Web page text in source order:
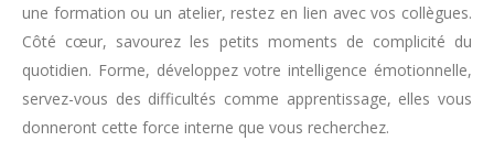
une formation ou un atelier, restez en lien avec vos collègues.
Côté cœur, savourez les petits moments de complicité du
quotidien. Forme, développez votre intelligence émotionnelle,
servez-vous des difficultés comme apprentissage, elles vous
donneront cette force interne que vous recherchez.